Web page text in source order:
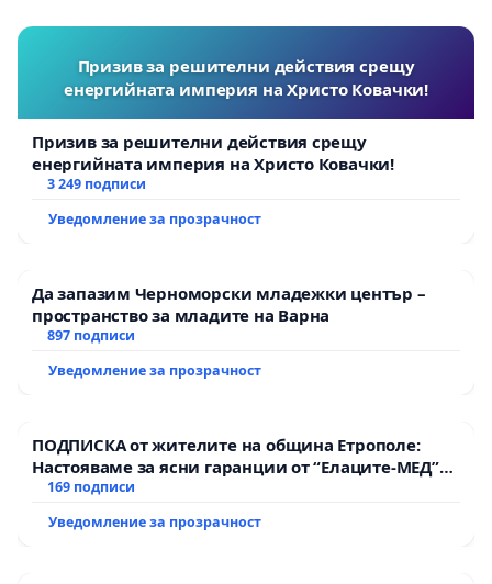
Призив за решителни действия срещу
енергийната империя на Христо Ковачки!
Призив за решителни действия срещу
енергийната империя на Христо Ковачки!
3 249 подписи
Уведомление за прозрачност
Да запазим Черноморски младежки център –
пространство за младите на Варна
897 подписи
Уведомление за прозрачност
ПОДПИСКА от жителите на община Етрополе:
Настояваме за ясни гаранции от “Елаците-МЕД”
АД и от държавата, че ще се изпълнят всички
169 подписи
Уведомление за прозрачност